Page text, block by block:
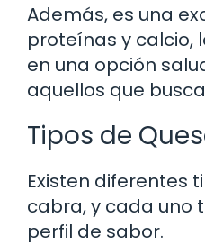
Además, es una
proteínas y calcio,
en una opción
aquellos que
Tipos de
Existen diferentes
cabra, y cada uno
perfil de sabor.